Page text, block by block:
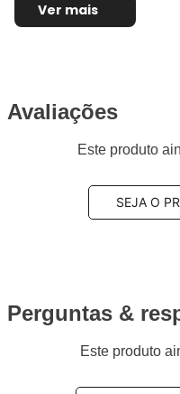
Ver mais
Avaliações
Este produto
SEJA O
Perguntas &
Este produto